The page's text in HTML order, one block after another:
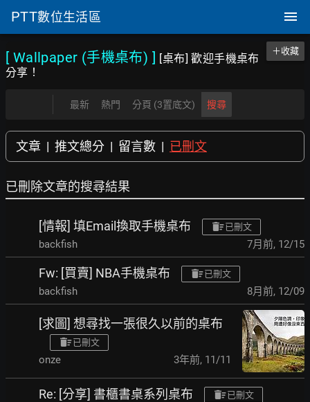
PTT數位生活區
[ Wallpaper (手機桌布) ] [桌布] 歡迎手機桌布
分享！
＋收藏
最新 熱門 分頁 (3置底文) 搜尋
文章 | 推文總分 | 留言數 | 已刪文
已刪除文章的搜尋結果
[情報] 填Email換取手機桌布 已刪文
backfish 7月前, 12/15
Fw: [買賣] NBA手機桌布 已刪文
backfish 8月前, 12/09
[求圖] 想尋找一張很久以前的桌布
已刪文
onze 3年前, 11/11
Re: [分享] 書櫃書桌系列桌布 已刪文